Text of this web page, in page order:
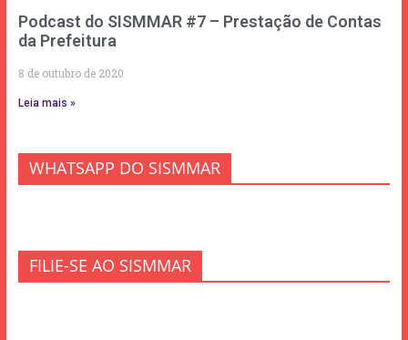
Podcast do SISMMAR #7 – Prestação de Contas
da Prefeitura
8 de outubro de 2020
Leia mais »
WHATSAPP DO SISMMAR
FILIE-SE AO SISMMAR